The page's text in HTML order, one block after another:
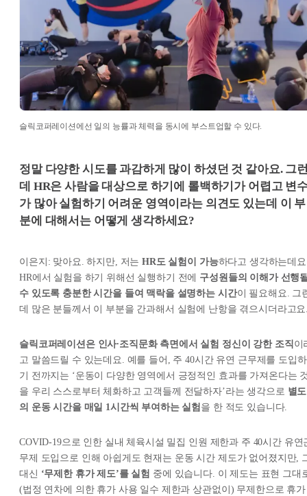
슬릭코퍼레이션에선 일의 능률과 체력을 동시에 부스트업할 수 있다.
정말 다양한 시도를 과감하게 많이 하셨던 것 같아요. 그
데 HR은 사람을 대상으로 하기에 롤백하기가 어렵고 변
가 많아 실험하기 어려운 영역이라는 의견도 있는데 이 부
분에 대해서는 어떻게 생각하세요?
이은지: 맞아요. 하지만, 저는HR도 실험이 가능하다고 생각하는데
HR에서 실험을 하기 위해선 실행하기 전에 구성원들의 이해가 선행
수 있도록 충분한 시간을 들여 맥락을 설명하는 시간이 필요해요. 그
데 많은 분들께서 이 부분을 간과해서 실험에 난항을 겪으시더라고
슬릭코퍼레이션은 인사∙조직문화 측면에서 실험 정신이 강한 조직 이
고 말씀드릴 수 있는데요. 예를 들어, 주 40시간 유연 근무제를 도입하
기 전까지는 ‘운동이 다양한 영역에서 긍정적인 효과를 가져온다는
을 우리 스스로부터 체화하고 고객들께 전달하자’라는 생각으로 별도
의 운동 시간을 매일 1시간씩 부여하는 실험 을 한 적도 있습니다.
COVID-19으로 인한 실내 체육시설 밀집 인원 제한과 주 40시간 유연
무제 도입으로 인해 아쉽게도 현재는 운동 시간 제도가 없어졌지만,
대신 ‘무제한 휴가 제도’를 실험 중에 있습니다. 이 제도는 표현 그대
(법정 연차에 의한 휴가 사용 일수 제한과 상관없이) 무제한으로 휴가